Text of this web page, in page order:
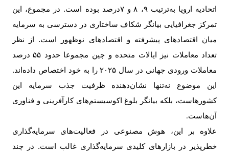
اتحادیه ارویا به‌ترتیب ۹، ۸ و۷درصد بوده است. در مجموع، این
تمرکز جغرافیایی بیانگر شکاف ساختاری در دسترسی به سرمایه
میان اقتصادهای پیشرفته و اقتصادهای نوظهور است. ‌از نظر
تعداد معاملات نیز ایالات متحده و چین مجموعا حدود ۵۵ درصد
معاملات ورودی جهانی در سال ۲۰۲۵ را به خود اختصاص داده‌اند.
این موضوع نه‌تنها نشان‌دهنده ظرفیت جذب سرمایه این
کشورهاست، بلکه بیانگر بلوغ اکوسیستم‌های کارآفرینی و فناوری‌
آن‌هاست.
علاوه بر این، هوش مصنوعی در فعالیت‌های سرمایه‌گذاری
خطرپذیر در بازارهای کلیدی سرمایه‌گذاری غالب است. در چند